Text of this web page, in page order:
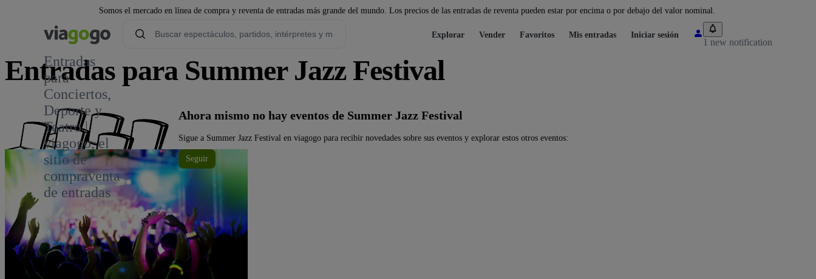
Somos el mercado en línea de compra y reventa de entradas más grande del mundo. Los precios de las entradas de reventa pueden estar por encima o por debajo del valor nominal.
Entradas
para
Conciertos,
Deporte y
Teatro |
viagogo, el
sitio de
compraventa
de entradas
Explorar Vender Favoritos Mis entradas Iniciar sesión
1 new notification
Entradas para Summer Jazz Festival
Ahora mismo no hay eventos de Summer Jazz Festival
Sigue a Summer Jazz Festival en viagogo para recibir novedades sobre sus eventos y explorar estos otros eventos:
Seguir